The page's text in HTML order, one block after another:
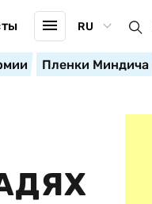
RU
Пленки Миндича